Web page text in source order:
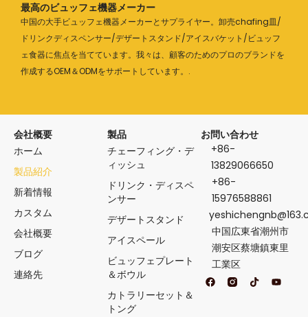
最高のビュッフェ機器メーカー
中国の大手ビュッフェ機器メーカーとサプライヤー。卸売chafing皿/
ドリンクディスペンサー/デザートスタンド/アイスバケット/ビュッフ
ェ食器に焦点を当てています。我々は、顧客のためのプロのブランドを
作成するOEM＆ODMをサポートしています。.
会社概要
ホーム
製品紹介
新着情報
カスタム
会社概要
ブログ
連絡先
製品
チェーフィング・デ
ィッシュ
ドリンク・ディスペ
ンサー
デザートスタンド
アイスペール
ビュッフェプレート
＆ボウル
カトラリーセット＆
トング
お問い合わせ
+86-
13829066650
+86-
15976588861
中国広東省潮州市
潮安区蔡塘鎮東里
工業区
フ
ェ
テ
ィ
Y
o